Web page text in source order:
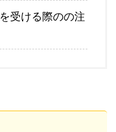
受ける際のの注